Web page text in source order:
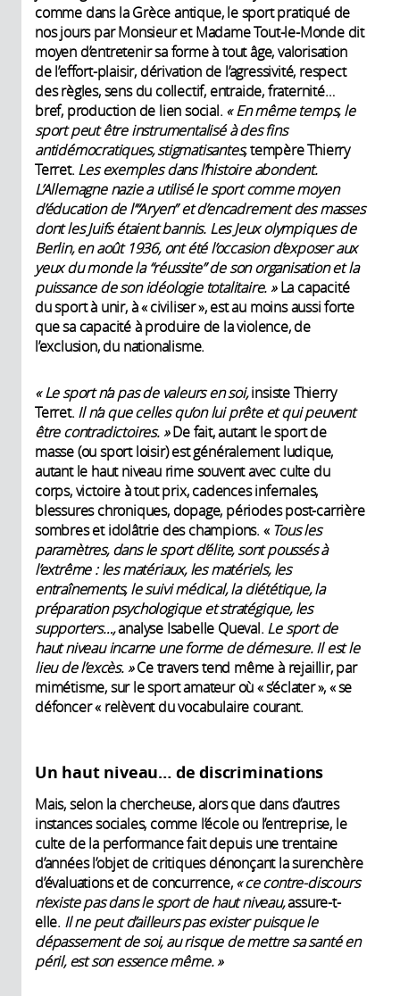
comme dans la Grèce antique, le sport pratiqué de
nos jours par Monsieur et Madame Tout-le-Monde dit
moyen d’entretenir sa forme à tout âge, valorisation
de l’effort-plaisir, dérivation de l’agressivité, respect
des règles, sens du collectif, entraide, fraternité…
bref, production de lien social. « En même temps, le
sport peut être instrumentalisé à des fins
antidémocratiques, stigmatisantes,tempère Thierry
Terret. Les exemples dans l’histoire abondent.
L’Allemagne nazie a utilisé le sport comme moyen
d’éducation de l’“Aryen” et d’encadrement des masses
dont les Juifs étaient bannis. Les Jeux olympiques de
Berlin, en août 1936, ont été l’occasion d’exposer aux
yeux du monde la “réussite” de son organisation et la
puissance de son idéologie totalitaire. »La capacité
du sport à unir, à « civiliser », est au moins aussi forte
que sa capacité à produire de la violence, de
l’exclusion, du nationalisme.
« Le sport n’a pas de valeurs en soi,insiste Thierry
Terret. Il n’a que celles qu’on lui prête et qui peuvent
être contradictoires. »De fait, autant le sport de
masse (ou sport loisir) est généralement ludique,
autant le haut niveau rime souvent avec culte du
corps, victoire à tout prix, cadences infernales,
blessures chroniques, dopage, périodes post-carrière
sombres et idolâtrie des champions. «Tous les
paramètres, dans le sport d’élite, sont poussés à
l’extrême : les matériaux, les matériels, les
entraînements, le suivi médical, la diététique, la
préparation psychologique et stratégique, les
supporters…,analyse Isabelle Queval. Le sport de
haut niveau incarne une forme de démesure. Il est le
lieu de l’excès. »Ce travers tend même à rejaillir, par
mimétisme, sur le sport amateur où « s’éclater », « se
défoncer « relèvent du vocabulaire courant.
Un haut niveau… de discriminations
Mais, selon la chercheuse, alors que dans d’autres
instances sociales, comme l’école ou l’entreprise, le
culte de la performance fait depuis une trentaine
d’années l’objet de critiques dénonçant la surenchère
d’évaluations et de concurrence,« ce contre-discours
n’existe pas dans le sport de haut niveau,assure-t-
elle. Il ne peut d’ailleurs pas exister puisque le
dépassement de soi, au risque de mettre sa santé en
péril, est son essence même. »